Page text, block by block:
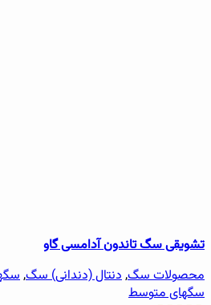
تشویقی سگ تاندون آدامسی گاو
محصولات سگ,دنتال (دندانی) سگ,
سگهای متوسط